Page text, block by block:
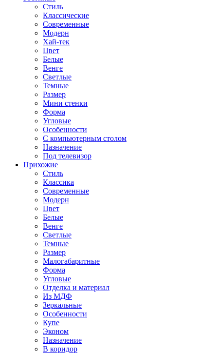
Стиль
Классические
Современные
Модерн
Хай-тек
Цвет
Белые
Венге
Светлые
Темные
Размер
Мини стенки
Форма
Угловые
Особенности
С компьютерным столом
Назначение
Под телевизор
Прихожие
Стиль
Классика
Современные
Модерн
Цвет
Белые
Венге
Светлые
Темные
Размер
Малогабаритные
Форма
Угловые
Отделка и материал
Из МДФ
Зеркальные
Особенности
Купе
Эконом
Назначение
В коридор